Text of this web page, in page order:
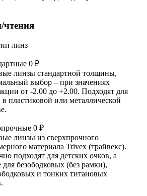
чтения
линз
0 ₽
линзы стандартной толщины,
выбор – при значениях
от -2.00 до +2.00. Подходят для
в пластиковой или металлической
0 ₽
линзы из сверхпрочного
материала Trivex (трайвекс).
подходят для детских очков, а
для безободковых (без рамки),
и тонких титановых